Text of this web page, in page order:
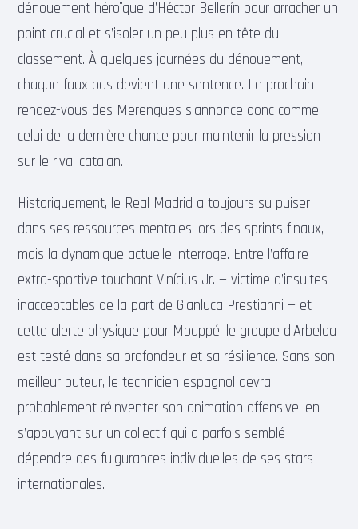
dénouement héroïque d’Héctor Bellerín pour arracher un
point crucial et s’isoler un peu plus en tête du
classement. À quelques journées du dénouement,
chaque faux pas devient une sentence. Le prochain
rendez-vous des Merengues s’annonce donc comme
celui de la dernière chance pour maintenir la pression
sur le rival catalan.
Historiquement, le Real Madrid a toujours su puiser
dans ses ressources mentales lors des sprints finaux,
mais la dynamique actuelle interroge. Entre l’affaire
extra-sportive touchant Vinícius Jr. — victime d’insultes
inacceptables de la part de Gianluca Prestianni — et
cette alerte physique pour Mbappé, le groupe d’Arbeloa
est testé dans sa profondeur et sa résilience. Sans son
meilleur buteur, le technicien espagnol devra
probablement réinventer son animation offensive, en
s’appuyant sur un collectif qui a parfois semblé
dépendre des fulgurances individuelles de ses stars
internationales.